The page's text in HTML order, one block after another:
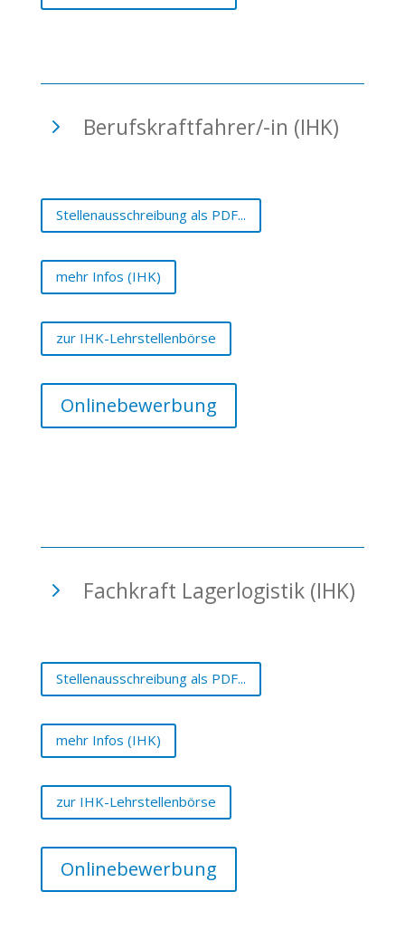
5 Berufskraftfahrer/-in (IHK)
Stellenausschreibung als PDF...
mehr Infos (IHK)
zur IHK-Lehrstellenbörse
Onlinebewerbung
5 Fachkraft Lagerlogistik (IHK)
Stellenausschreibung als PDF...
mehr Infos (IHK)
zur IHK-Lehrstellenbörse
Onlinebewerbung